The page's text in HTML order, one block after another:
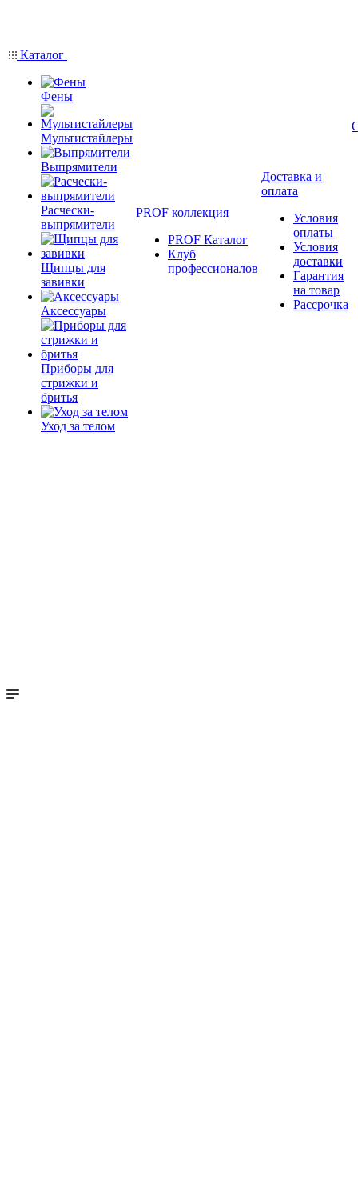
Каталог
Фены
Мультистайлеры
Выпрямители
Расчески-
выпрямители
Щипцы для
завивки
Аксессуары
Приборы для
стрижки и
бритья
Уход за телом
PROF коллекция
PROF Каталог
Клуб
профессионалов
Доставка и
оплата
Условия
оплаты
Условия
доставки
Гарантия
на товар
Рассрочка